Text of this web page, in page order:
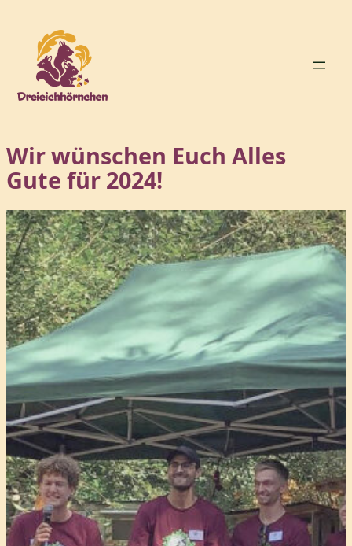
Inhalt
springen
Wir wünschen Euch Alles
Gute für 2024!